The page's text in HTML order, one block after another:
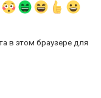
в этом браузере для